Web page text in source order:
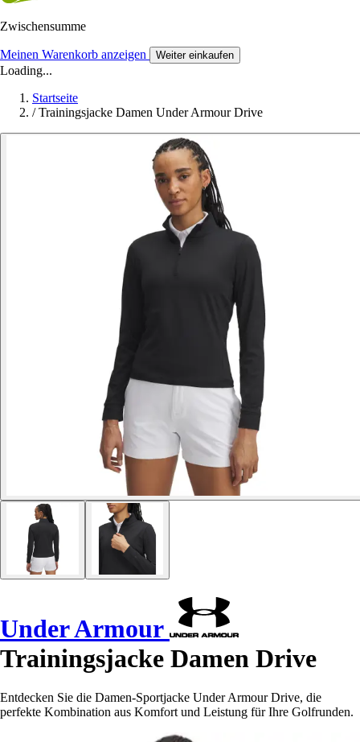
Zwischensumme
Meinen Warenkorb anzeigen Weiter einkaufen
Loading...
Startseite
/ Trainingsjacke Damen Under Armour Drive
Under Armour
Trainingsjacke Damen Drive
Entdecken Sie die Damen-Sportjacke Under Armour Drive, die
perfekte Kombination aus Komfort und Leistung für Ihre Golfrunden.